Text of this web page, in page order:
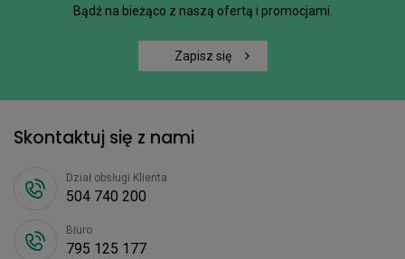
Bądź na bieżąco z naszą ofertą i promocjami.
Zapisz się
Skontaktuj się z nami
Dział obsługi Klienta
504 740 200
Biuro
795 125 177